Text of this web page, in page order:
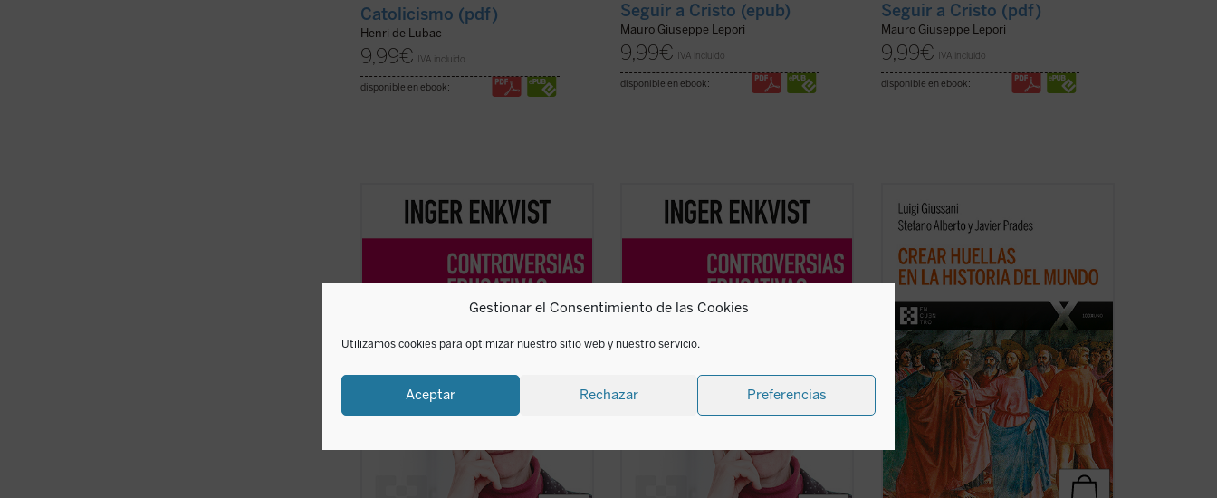
Gestionar el Consentimiento de las Cookies
Utilizamos cookies para optimizar nuestro sitio web y nuestro servicio.
Aceptar Rechazar Preferencias
Catolicismo (pdf)
Henri de Lubac
9,99€ IVA incluido
disponible en ebook:
Seguir a Cristo (epub)
Mauro Giuseppe Lepori
9,99€ IVA incluido
disponible en ebook:
Seguir a Cristo (pdf)
Mauro Giuseppe Lepori
9,99€ IVA incluido
disponible en ebook:
La experta educativa sueca Inger Enkvist
y la periodista Olga R. Sanmartín
abordan en esta larga e intensa
conversación las cuestiones más
controvertidas en el terreno de la
inclusivo y el diferenciado, ...(ver ficha)
La experta educativa sueca Inger Enkvist
y la periodista Olga R. Sanmartín
abordan en esta larga e intensa
conversación las cuestiones más
controvertidas en el terreno de la
inclusivo y el diferenciado, ...
La clave de bóveda del presente libro es
el descubrimiento del sentido profundo
imprevisto e imprevisible: el anuncio de
que el Misterio se ha hecho hombre en
es ...(ver ficha)